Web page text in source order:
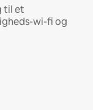
til et
wi-fi og